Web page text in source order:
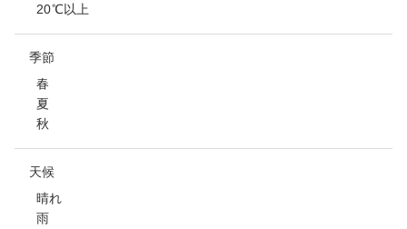
20℃以上
季節
春
夏
秋
天候
晴れ
雨